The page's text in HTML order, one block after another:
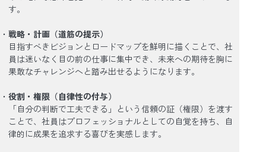
す。
戦略・計画（道筋の提示）
目指すべきビジョンとロードマップを鮮明に描くことで、社
員は迷いなく目の前の仕事に集中でき、未来への期待を胸に
果敢なチャレンジへと踏み出せるようになります。
役割・権限（自律性の付与）
「自分の判断で工夫できる」という信頼の証（権限）を渡す
ことで、社員はプロフェッショナルとしての自覚を持ち、自
律的に成果を追求する喜びを実感します。